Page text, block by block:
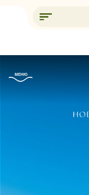
МЕНЮ